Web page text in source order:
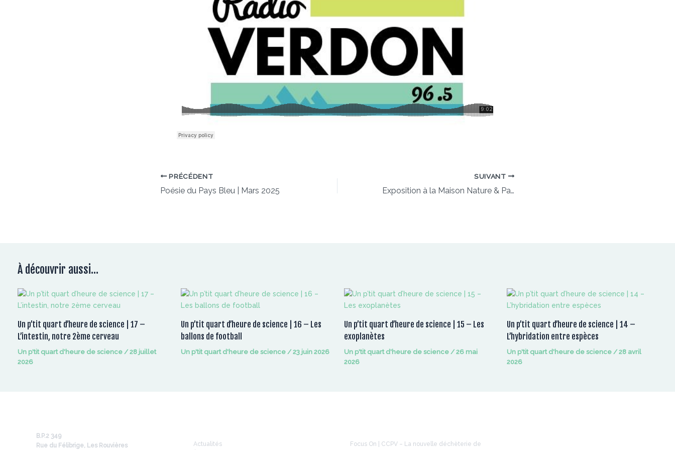
PRÉCÉDENT
Poésie du Pays Bleu | Mars 2025
SUIVANT
Exposition à la Maison Nature & Patrimoines de Castellane : “Sacrées croyances !”
À découvrir aussi...
Un p’tit quart d’heure de science | 17 –
L’intestin, notre 2ème cerveau
Un p'tit quart d'heure de science /28 juillet
2026
Un p’tit quart d’heure de science | 16 – Les
ballons de football
Un p'tit quart d'heure de science/23 juin 2026
Un p’tit quart d’heure de science | 15 – Les
exoplanètes
Un p'tit quart d'heure de science/26 mai
2026
Un p’tit quart d’heure de science | 14 –
L’hybridation entre espèces
Un p'tit quart d'heure de science /28 avril
2026
B.P.2 349
Rue du Félibrige, Les Rouvières
Actualités Focus On | CCPV – La nouvelle déchèterie de